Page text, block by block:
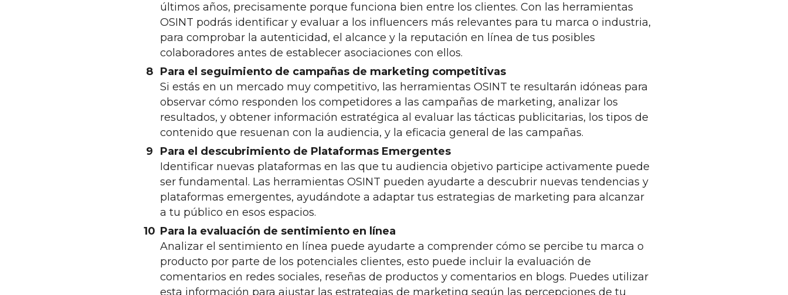
últimos años, precisamente porque funciona bien entre los clientes. Con las herramientas
OSINT podrás identificar y evaluar a los influencers más relevantes para tu marca o industria,
para comprobar la autenticidad, el alcance y la reputación en línea de tus posibles
colaboradores antes de establecer asociaciones con ellos.
Para el seguimiento de campañas de marketing competitivas
Si estás en un mercado muy competitivo, las herramientas OSINT te resultarán idóneas para
observar cómo responden los competidores a las campañas de marketing, analizar los
resultados, y obtener información estratégica al evaluar las tácticas publicitarias, los tipos de
contenido que resuenan con la audiencia, y la eficacia general de las campañas.
Para el descubrimiento de Plataformas Emergentes
Identificar nuevas plataformas en las que tu audiencia objetivo participe activamente puede
ser fundamental. Las herramientas OSINT pueden ayudarte a descubrir nuevas tendencias y
plataformas emergentes, ayudándote a adaptar tus estrategias de marketing para alcanzar
a tu público en esos espacios.
Para la evaluación de sentimiento en línea
Analizar el sentimiento en línea puede ayudarte a comprender cómo se percibe tu marca o
producto por parte de los potenciales clientes, esto puede incluir la evaluación de
comentarios en redes sociales, reseñas de productos y comentarios en blogs. Puedes utilizar
esta información para ajustar las estrategias de marketing según las percepciones de tu